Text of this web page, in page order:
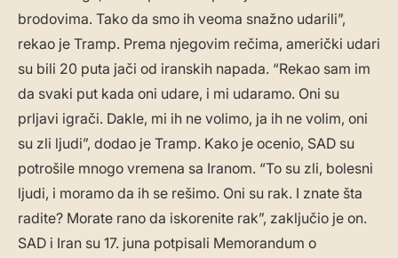
brodovima. Tako da smo ih veoma snažno udarili”,
rekao je Tramp. Prema njegovim rečima, američki udari
su bili 20 puta jači od iranskih napada. “Rekao sam im
da svaki put kada oni udare, i mi udaramo. Oni su
prljavi igrači. Dakle, mi ih ne volimo, ja ih ne volim, oni
su zli ljudi”, dodao je Tramp. Kako je ocenio, SAD su
potrošile mnogo vremena sa Iranom. “To su zli, bolesni
ljudi, i moramo da ih se rešimo. Oni su rak. I znate šta
radite? Morate rano da iskorenite rak”, zaključio je on.
SAD i Iran su 17. juna potpisali Memorandum o